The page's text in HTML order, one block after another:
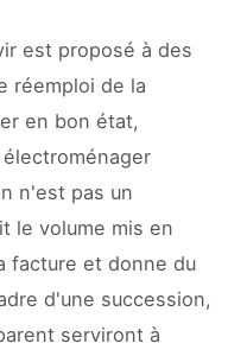
est proposé à des
réemploi de la
en bon état,
n'est pas un
le volume mis en
facture et donne du
d'une succession,
serviront à